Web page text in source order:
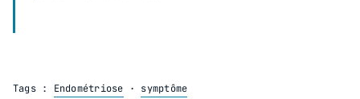
Tags : Endométriose · symptôme